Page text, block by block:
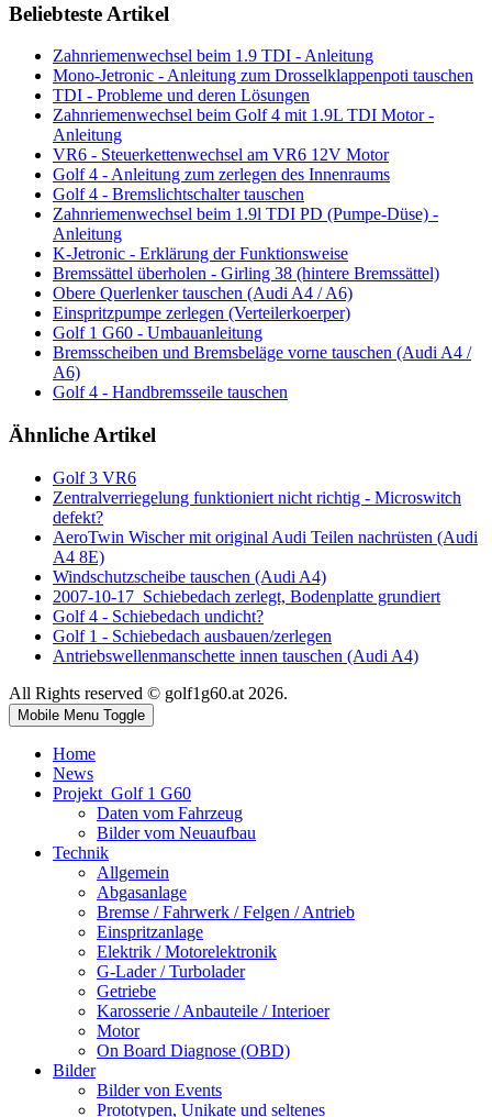
Beliebteste Artikel
Zahnriemenwechsel beim 1.9 TDI - Anleitung
Mono-Jetronic - Anleitung zum Drosselklappenpoti tauschen
TDI - Probleme und deren Lösungen
Zahnriemenwechsel beim Golf 4 mit 1.9L TDI Motor -
Anleitung
VR6 - Steuerkettenwechsel am VR6 12V Motor
Golf 4 - Anleitung zum zerlegen des Innenraums
Golf 4 - Bremslichtschalter tauschen
Zahnriemenwechsel beim 1.9l TDI PD (Pumpe-Düse) -
Anleitung
K-Jetronic - Erklärung der Funktionsweise
Bremssättel überholen - Girling 38 (hintere Bremssättel)
Obere Querlenker tauschen (Audi A4 / A6)
Einspritzpumpe zerlegen (Verteilerkoerper)
Golf 1 G60 - Umbauanleitung
Bremsscheiben und Bremsbeläge vorne tauschen (Audi A4 /
A6)
Golf 4 - Handbremsseile tauschen
Ähnliche Artikel
Golf 3 VR6
Zentralverriegelung funktioniert nicht richtig - Microswitch
defekt?
AeroTwin Wischer mit original Audi Teilen nachrüsten (Audi
A4 8E)
Windschutzscheibe tauschen (Audi A4)
2007-10-17_Schiebedach zerlegt, Bodenplatte grundiert
Golf 4 - Schiebedach undicht?
Golf 1 - Schiebedach ausbauen/zerlegen
Antriebswellenmanschette innen tauschen (Audi A4)
All Rights reserved © golf1g60.at 2026.
Mobile Menu Toggle
Home
News
Projekt_Golf 1 G60
Daten vom Fahrzeug
Bilder vom Neuaufbau
Technik
Allgemein
Abgasanlage
Bremse / Fahrwerk / Felgen / Antrieb
Einspritzanlage
Elektrik / Motorelektronik
G-Lader / Turbolader
Getriebe
Karosserie / Anbauteile / Interioer
Motor
On Board Diagnose (OBD)
Bilder
Bilder von Events
Prototypen, Unikate und seltenes